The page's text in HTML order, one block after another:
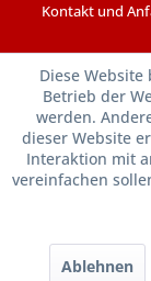
Kontakt und
Diese
Betrieb der
werden.
dieser Website
Interaktion mit
vereinfachen
Ablehnen